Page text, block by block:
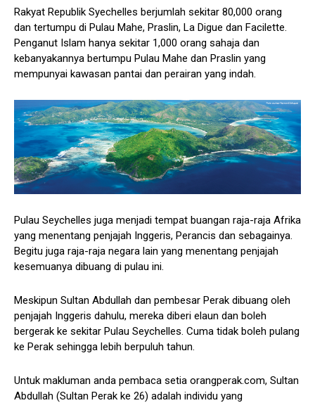
Rakyat Republik Syechelles berjumlah sekitar 80,000 orang
dan tertumpu di Pulau Mahe, Praslin, La Digue dan Facilette.
Penganut Islam hanya sekitar 1,000 orang sahaja dan
kebanyakannya bertumpu Pulau Mahe dan Praslin yang
mempunyai kawasan pantai dan perairan yang indah.
Pulau Seychelles juga menjadi tempat buangan raja-raja Afrika
yang menentang penjajah Inggeris, Perancis dan sebagainya.
Begitu juga raja-raja negara lain yang menentang penjajah
kesemuanya dibuang di pulau ini.
Meskipun Sultan Abdullah dan pembesar Perak dibuang oleh
penjajah Inggeris dahulu, mereka diberi elaun dan boleh
bergerak ke sekitar Pulau Seychelles. Cuma tidak boleh pulang
ke Perak sehingga lebih berpuluh tahun.
Untuk makluman anda pembaca setia orangperak.com, Sultan
Abdullah (Sultan Perak ke 26) adalah individu yang